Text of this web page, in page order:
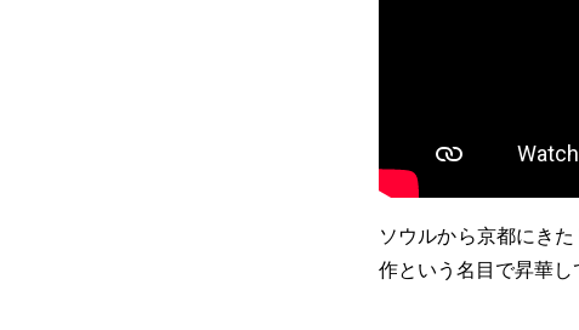
ソウルから京都にき
作という名目で昇華し